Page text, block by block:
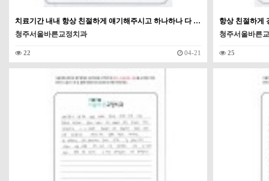
치료기간 내내 항상 친절하게 얘기해주시고 하나하나 다 …
청주서울바른교정치과
22 04-21
항상 친절하게
청주서울바른
25